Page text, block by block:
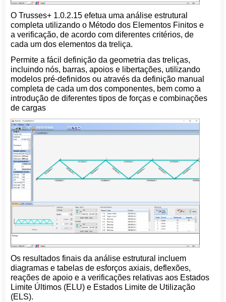
O Trusses+ 1.0.2.15 efetua uma análise estrutural
completa utilizando o Método dos Elementos Finitos e
a verificação, de acordo com diferentes critérios, de
cada um dos elementos da treliça.
Permite a fácil definição da geometria das treliças,
incluindo nós, barras, apoios e libertações, utilizando
modelos pré-definidos ou através da definição manual
completa de cada um dos componentes, bem como a
introdução de diferentes tipos de forças e combinações
de cargas
Os resultados finais da análise estrutural incluem
diagramas e tabelas de esforços axiais, deflexões,
reações de apoio e a verificações relativas aos Estados
Limite Últimos (ELU) e Estados Limite de Utilização
(ELS).